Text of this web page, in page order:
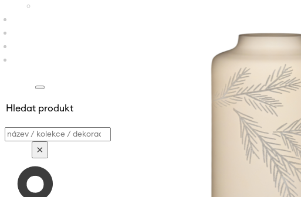
Hledat produkt
Vyhledávání
×